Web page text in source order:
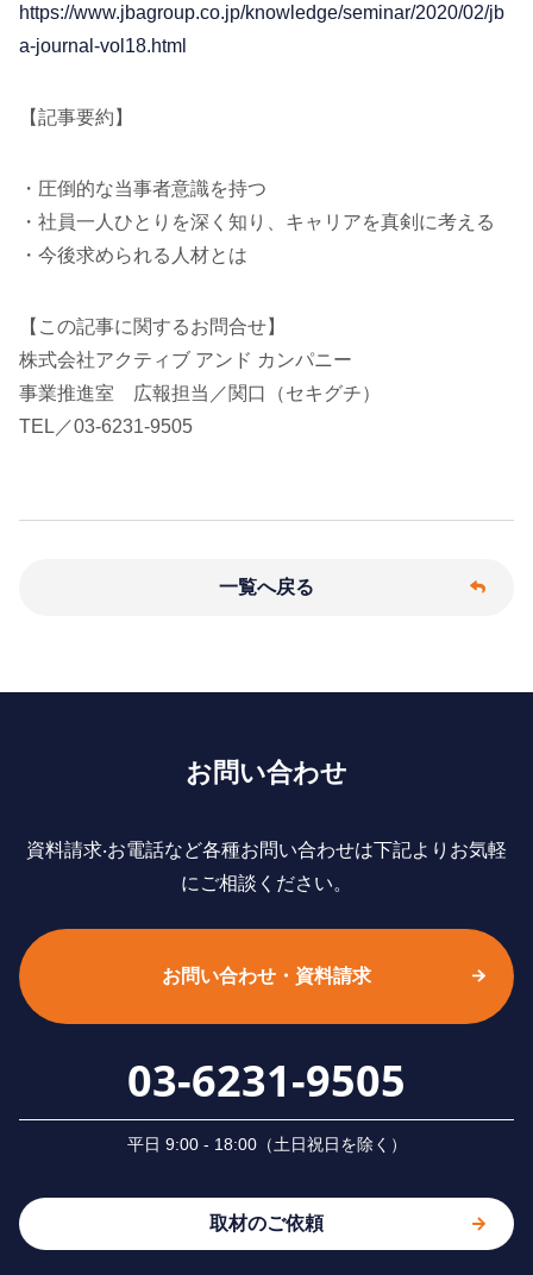
https://www.jbagroup.co.jp/knowledge/seminar/2020/02/jb
a-journal-vol18.html
【記事要約】
・圧倒的な当事者意識を持つ
・社員一人ひとりを深く知り、キャリアを真剣に考える
・今後求められる人材とは
【この記事に関するお問合せ】
株式会社アクティブ アンド カンパニー
事業推進室 広報担当／関口（セキグチ）
TEL／03-6231-9505
一覧へ戻る
お問い合わせ
資料請求‧お電話など各種お問い合わせは下記よりお気軽
にご相談ください。
お問い合わせ・資料請求
03-6231-9505
平⽇ 9:00 - 18:00（⼟⽇祝⽇を除く）
取材のご依頼